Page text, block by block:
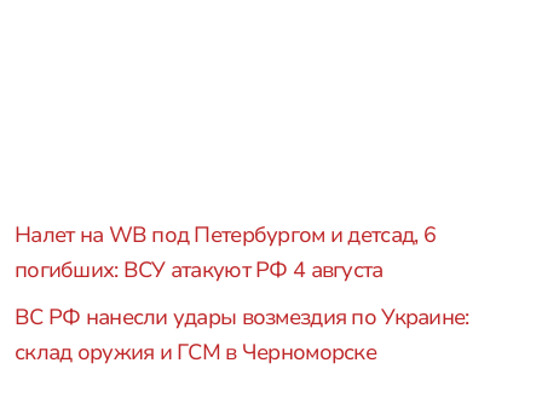
Налет на WB под Петербургом и детсад, 6
погибших: ВСУ атакуют РФ 4 августа
ВС РФ нанесли удары возмездия по Украине:
склад оружия и ГСМ в Черноморске